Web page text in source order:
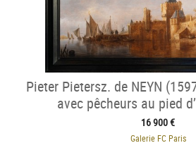
Pieter Pietersz. de NEYN
avec pêcheurs au pied
16 900 €
Galerie FC Paris